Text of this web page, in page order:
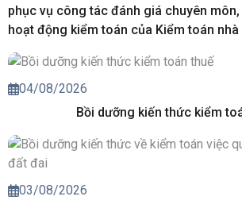
phục vụ công tác đánh giá chuyên
hoạt động kiểm toán của Kiểm toán
04/08/2026
Bồi dưỡng kiến thức kiểm
03/08/2026